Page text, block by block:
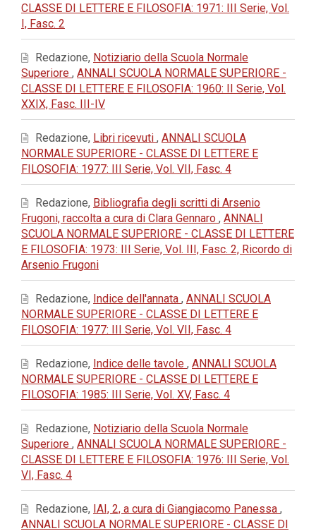
CLASSE DI LETTERE E FILOSOFIA: 1971: III Serie, Vol.
I, Fasc. 2
Redazione, Notiziario della Scuola Normale
Superiore , ANNALI SCUOLA NORMALE SUPERIORE -
CLASSE DI LETTERE E FILOSOFIA: 1960: II Serie, Vol.
XXIX, Fasc. III-IV
Redazione, Libri ricevuti , ANNALI SCUOLA
NORMALE SUPERIORE - CLASSE DI LETTERE E
FILOSOFIA: 1977: III Serie, Vol. VII, Fasc. 4
Redazione, Bibliografia degli scritti di Arsenio
Frugoni, raccolta a cura di Clara Gennaro , ANNALI
SCUOLA NORMALE SUPERIORE - CLASSE DI LETTERE
E FILOSOFIA: 1973: III Serie, Vol. III, Fasc. 2, Ricordo di
Arsenio Frugoni
Redazione, Indice dell'annata , ANNALI SCUOLA
NORMALE SUPERIORE - CLASSE DI LETTERE E
FILOSOFIA: 1977: III Serie, Vol. VII, Fasc. 4
Redazione, Indice delle tavole , ANNALI SCUOLA
NORMALE SUPERIORE - CLASSE DI LETTERE E
FILOSOFIA: 1985: III Serie, Vol. XV, Fasc. 4
Redazione, Notiziario della Scuola Normale
Superiore , ANNALI SCUOLA NORMALE SUPERIORE -
CLASSE DI LETTERE E FILOSOFIA: 1976: III Serie, Vol.
VI, Fasc. 4
Redazione, IAI, 2, a cura di Giangiacomo Panessa ,
ANNALI SCUOLA NORMALE SUPERIORE - CLASSE DI